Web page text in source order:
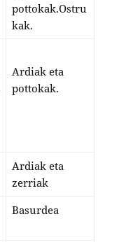
pottokak.Ostru
kak.
Ardiak eta
pottokak.
Ardiak eta
zerriak
Basurdea